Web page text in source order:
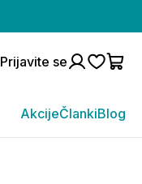
Prijavite se
AkcijeČlankiBlog